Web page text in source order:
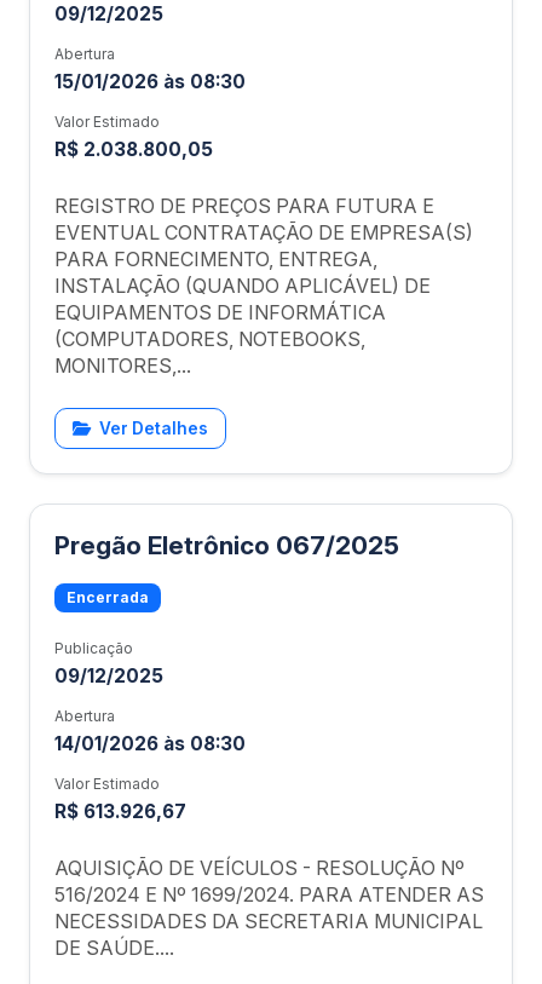
09/12/2025
Abertura
15/01/2026 às 08:30
Valor Estimado
R$ 2.038.800,05
REGISTRO DE PREÇOS PARA FUTURA E
EVENTUAL CONTRATAÇÃO DE EMPRESA(S)
PARA FORNECIMENTO, ENTREGA,
INSTALAÇÃO (QUANDO APLICÁVEL) DE
EQUIPAMENTOS DE INFORMÁTICA
(COMPUTADORES, NOTEBOOKS,
MONITORES,...
Ver Detalhes
Pregão Eletrônico 067/2025
Encerrada
Publicação
09/12/2025
Abertura
14/01/2026 às 08:30
Valor Estimado
R$ 613.926,67
AQUISIÇÃO DE VEÍCULOS - RESOLUÇÃO Nº
516/2024 E Nº 1699/2024. PARA ATENDER AS
NECESSIDADES DA SECRETARIA MUNICIPAL
DE SAÚDE....